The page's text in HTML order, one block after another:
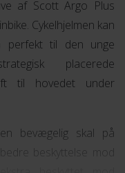
af Scott Argo Plus
Cykelhjelmen kan
perfekt til den unge
placerede
til hovedet under
bevægelig skal på
beskyttelse mod